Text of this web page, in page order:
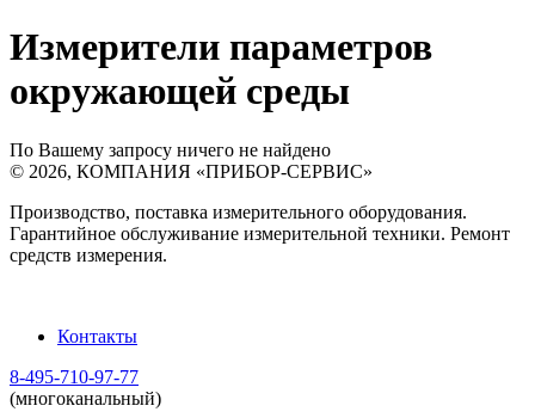
Измерители параметров
окружающей среды
По Вашему запросу ничего не найдено
© 2026, КОМПАНИЯ «ПРИБОР-СЕРВИС»
Производство, поставка измерительного оборудования.
Гарантийное обслуживание измерительной техники. Ремонт
средств измерения.
Контакты
8-495-710-97-77
(многоканальный)